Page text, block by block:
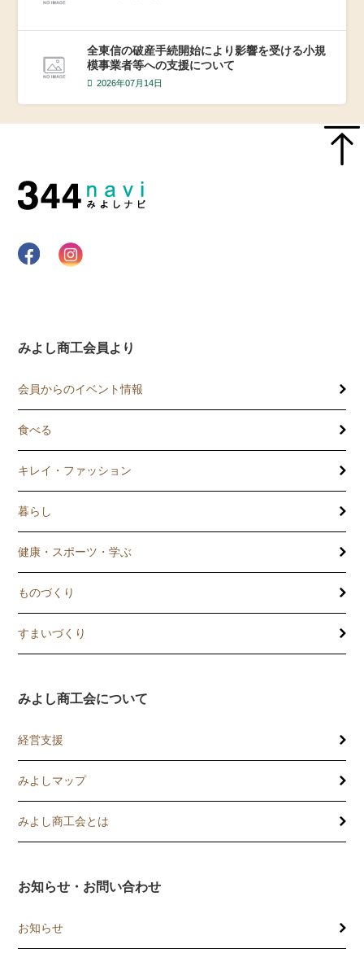
全東信の破産手続開始により影響を受ける小規
模事業者等への支援について
2026年07月14日
みよし商工会員より
会員からのイベント情報
食べる
キレイ・ファッション
暮らし
健康・スポーツ・学ぶ
ものづくり
すまいづくり
みよし商工会について
経営支援
講習会
記帳相談指導
みよしマップ
みよし商工会とは
お知らせ・お問い合わせ
お知らせ